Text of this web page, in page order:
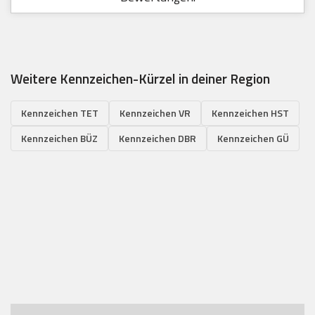
Weitere Kennzeichen-Kürzel in deiner Region
Kennzeichen TET Kennzeichen VR
Kennzeichen HST
Kennzeichen BÜZ
Kennzeichen DBR Kennzeichen GÜ